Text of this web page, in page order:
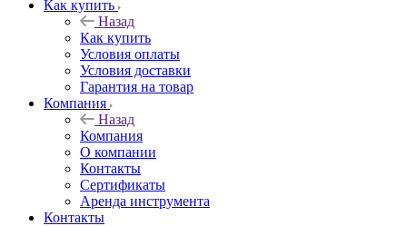
Как купить
Назад
Как купить
Условия оплаты
Условия доставки
Гарантия на товар
Компания
Назад
Компания
О компании
Контакты
Сертификаты
Аренда инструмента
Контакты